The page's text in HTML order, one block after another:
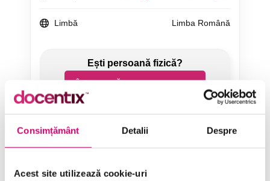
Consimțământ Detalii Despre
Acest site utilizează cookie-uri
Limbă Limba Română
SOLICITĂ OFERTĂ